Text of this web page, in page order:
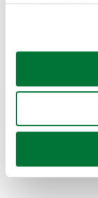
Si lo permite,
Recopilar
Identificar
para buscar
Obtenga más
Coches de
Coches de km0